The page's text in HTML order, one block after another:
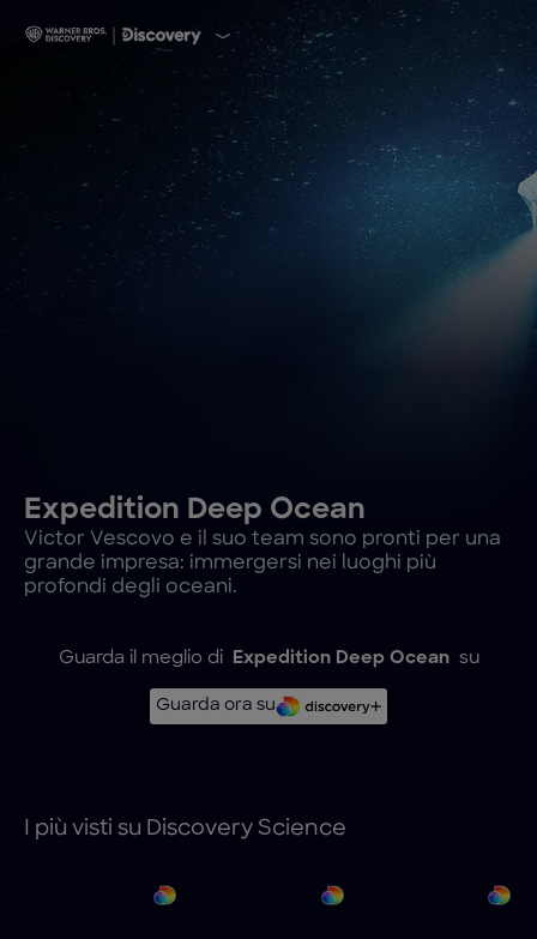
Expedition Deep Ocean
Victor Vescovo e il suo team sono pronti per una
grande impresa: immergersi nei luoghi più
profondi degli oceani.
Guarda il meglio di Expedition Deep Oceansu
Guarda ora su
I più visti su Discovery Science